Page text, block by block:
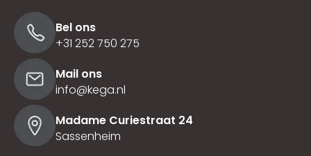
Bel ons
+31 252 750 275
Mail ons
info@kega.nl
Madame Curiestraat 24
Sassenheim